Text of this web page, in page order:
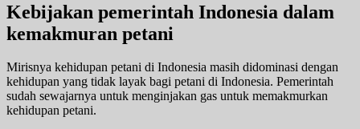
Kebijakan pemerintah Indonesia dalam
kemakmuran petani
Mirisnya kehidupan petani di Indonesia masih didominasi dengan
kehidupan yang tidak layak bagi petani di Indonesia. Pemerintah
sudah sewajarnya untuk menginjakan gas untuk memakmurkan
kehidupan petani.